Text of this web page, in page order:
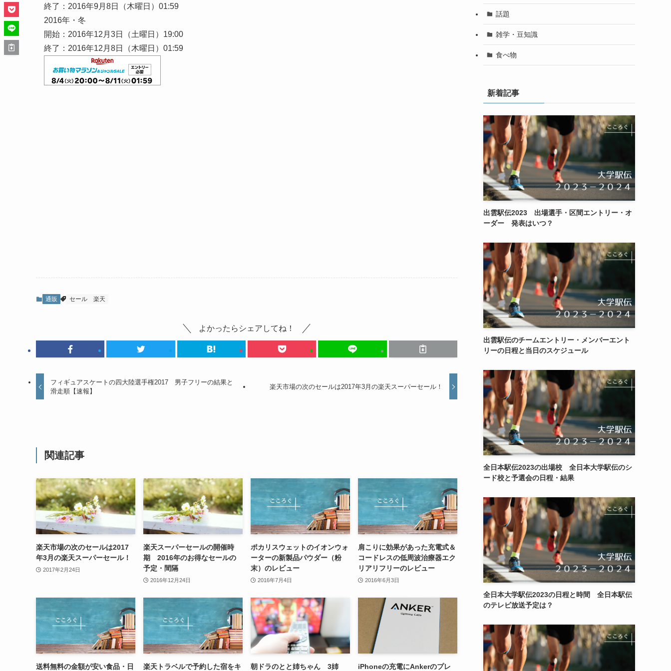
終了：2016年9月8日（木曜日）01:59
2016年・冬
開始：2016年12月3日（土曜日）19:00
終了：2016年12月8日（木曜日）01:59
通販 セール 楽天
よかったらシェアしてね！
フィギュアスケートの四大陸選手権2017 男子フリーの結果と
滑走順【速報】
楽天市場の次のセールは2017年3月の楽天スーパーセール！
関連記事
楽天市場の次のセールは2017
年3月の楽天スーパーセール！
2017年2月24日
楽天スーパーセールの開催時
期 2016年のお得なセールの
予定・間隔
2016年12月24日
ポカリスウェットのイオンウォ
ーターの新製品パウダー（粉
末）のレビュー
2016年7月4日
肩こりに効果があった充電式＆
コードレスの低周波治療器エク
リアリフリーのレビュー
2016年6月3日
送料無料の金額が安い食品・日 楽天トラベルで予約した宿をキ 朝ドラのとと姉ちゃん 3姉 iPhoneの充電にAnkerのプレ
話題
雑学・豆知識
食べ物
新着記事
出雲駅伝2023 出場選手・区間エントリー・オ
ーダー 発表はいつ？
出雲駅伝のチームエントリー・メンバーエント
リーの日程と当日のスケジュール
全日本駅伝2023の出場校 全日本大学駅伝のシ
ード校と予選会の日程・結果
全日本大学駅伝2023の日程と時間 全日本駅伝
のテレビ放送予定は？